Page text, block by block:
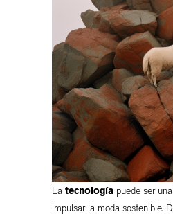
La tecnología puede ser
impulsar la moda sostenible.